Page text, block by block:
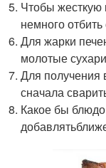
Чтобы жесткую
немного
Для жарки
молотые
Для получения
сначала
Какое бы